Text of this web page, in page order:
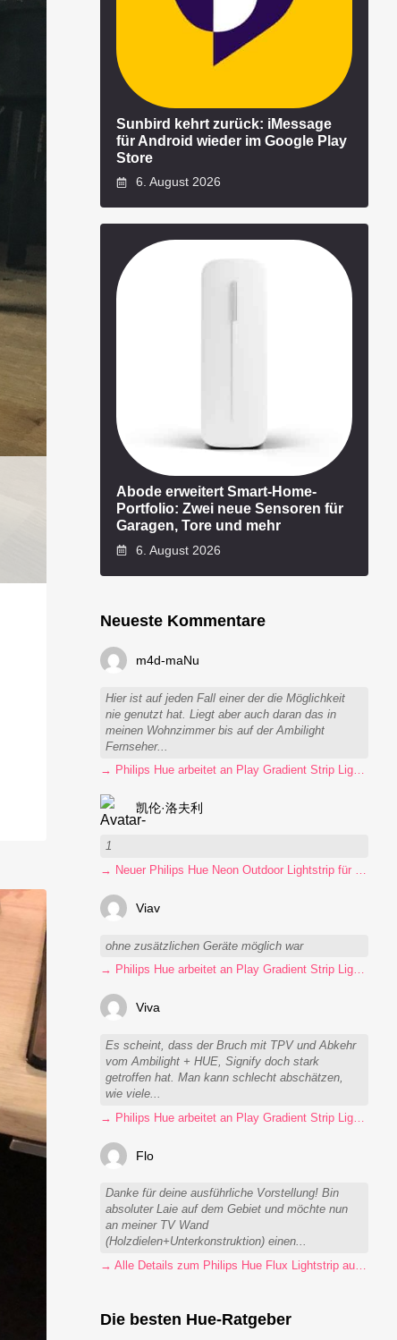
Sunbird kehrt zurück: iMessage
für Android wieder im Google Play
Store
6. August 2026
Abode erweitert Smart-Home-
Portfolio: Zwei neue Sensoren für
Garagen, Tore und mehr
6. August 2026
Neueste Kommentare
m4d-maNu
Hier ist auf jeden Fall einer der die Möglichkeit
nie genutzt hat. Liegt aber auch daran das in
meinen Wohnzimmer bis auf der Ambilight
Fernseher...
→ Philips Hue arbeitet an Play Gradient Strip Light Pro
凯伦·洛夫利
1
→ Neuer Philips Hue Neon Outdoor Lightstrip für 130 Euro
Viav
ohne zusätzlichen Geräte möglich war
→ Philips Hue arbeitet an Play Gradient Strip Light Pro
Viva
Es scheint, dass der Bruch mit TPV und Abkehr
vom Ambilight + HUE, Signify doch stark
getroffen hat. Man kann schlecht abschätzen,
wie viele...
Flo
Danke für deine ausführliche Vorstellung! Bin
absoluter Laie auf dem Gebiet und möchte nun
an meiner TV Wand
(Holzdielen+Unterkonstruktion) einen...
→ Alle Details zum Philips Hue Flux Lightstrip auf einen Blick
Die besten Hue-Ratgeber